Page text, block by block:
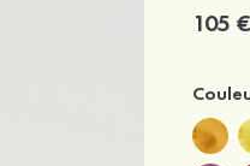
105 €